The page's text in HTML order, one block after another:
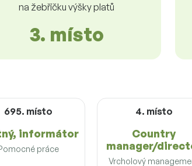
na žebříčku výšky platů
3. místo
695. místo
informátor
práce
4. místo
Country
manager/
Vrcholový